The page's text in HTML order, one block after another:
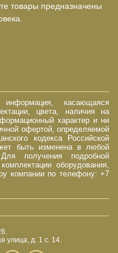
товары предназначены
касающаяся
цвета, наличия на
характер и ни
офертой, определяемой
кодекса Российской
быть изменена в любой
получения подробной
оборудования,
компании по телефону: +7
улица, д. 1 с. 14.